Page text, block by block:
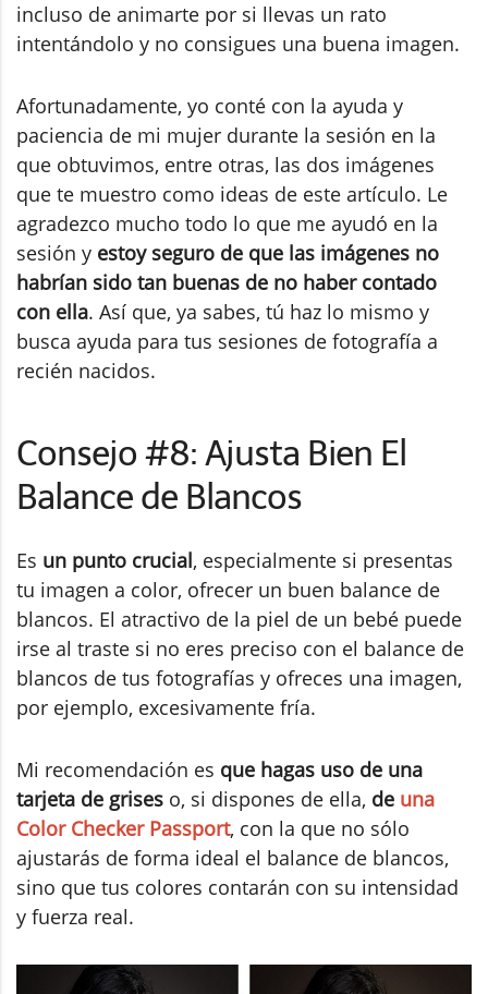
incluso de animarte por si llevas un rato
intentándolo y no consigues una buena imagen.
Afortunadamente, yo conté con la ayuda y
paciencia de mi mujer durante la sesión en la
que obtuvimos, entre otras, las dos imágenes
que te muestro como ideas de este artículo. Le
agradezco mucho todo lo que me ayudó en la
sesión y estoy seguro de que las imágenes no
habrían sido tan buenas de no haber contado
con ella. Así que, ya sabes, tú haz lo mismo y
busca ayuda para tus sesiones de fotografía a
recién nacidos.
Consejo #8: Ajusta Bien El
Balance de Blancos
Es un punto crucial, especialmente si presentas
tu imagen a color, ofrecer un buen balance de
blancos. El atractivo de la piel de un bebé puede
irse al traste si no eres preciso con el balance de
blancos de tus fotografías y ofreces una imagen,
por ejemplo, excesivamente fría.
Mi recomendación es que hagas uso de una
tarjeta de grises o, si dispones de ella, de una
Color Checker Passport, con la que no sólo
ajustarás de forma ideal el balance de blancos,
sino que tus colores contarán con su intensidad
y fuerza real.